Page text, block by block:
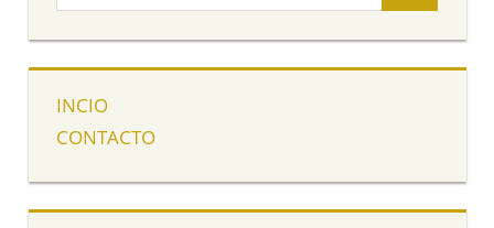
INCIO
CONTACTO